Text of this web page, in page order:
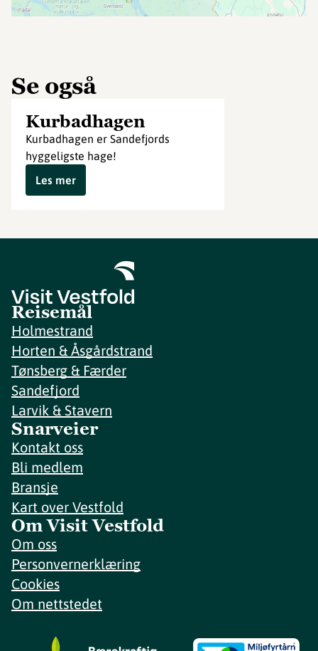
Se også
Kurbadhagen
Kurbadhagen er Sandefjords
hyggeligste hage!
Les mer
Reisemål
Holmestrand
Horten & Åsgårdstrand
Tønsberg & Færder
Sandefjord
Larvik & Stavern
Snarveier
Kontakt oss
Bli medlem
Bransje
Kart over Vestfold
Om Visit Vestfold
Om oss
Personvernerklæring
Cookies
Om nettstedet